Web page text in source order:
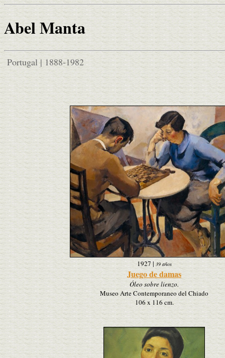
Abel Manta
Portugal | 1888-1982
1927 |39 años
Juego de damas
Óleo sobre lienzo.
Museo Arte Contemporaneo del Chiado
106 x 116 cm.